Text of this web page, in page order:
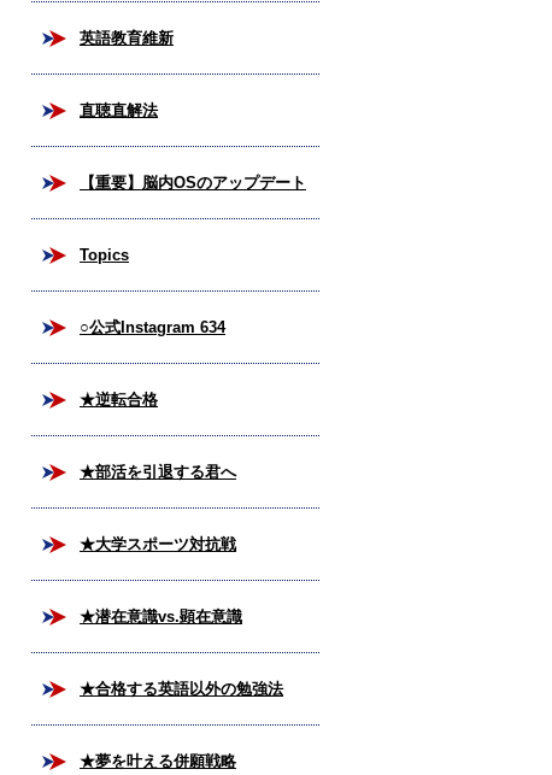
英語教育維新
直聴直解法
【重要】脳内OSのアップデート
Topics
○公式Instagram 634
★逆転合格
★部活を引退する君へ
★大学スポーツ対抗戦
★潜在意識vs.顕在意識
★合格する英語以外の勉強法
★夢を叶える併願戦略